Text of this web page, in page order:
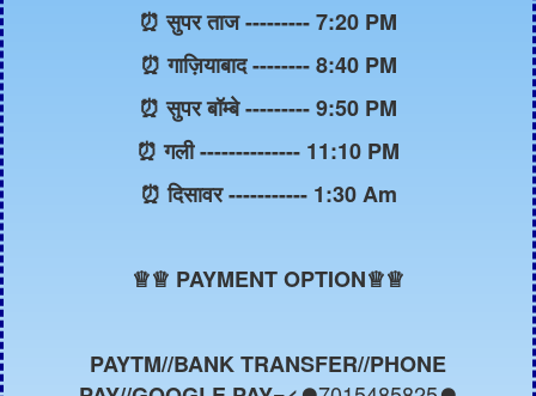
⏰ सुपर ताज --------- 7:20 PM
⏰ गाज़ियाबाद -------- 8:40 PM
⏰ सुपर बॉम्बे --------- 9:50 PM
⏰ गली -------------- 11:10 PM
⏰ दिसावर ----------- 1:30 Am
♕♕ PAYMENT OPTION♕♕
PAYTM//BANK TRANSFER//PHONE